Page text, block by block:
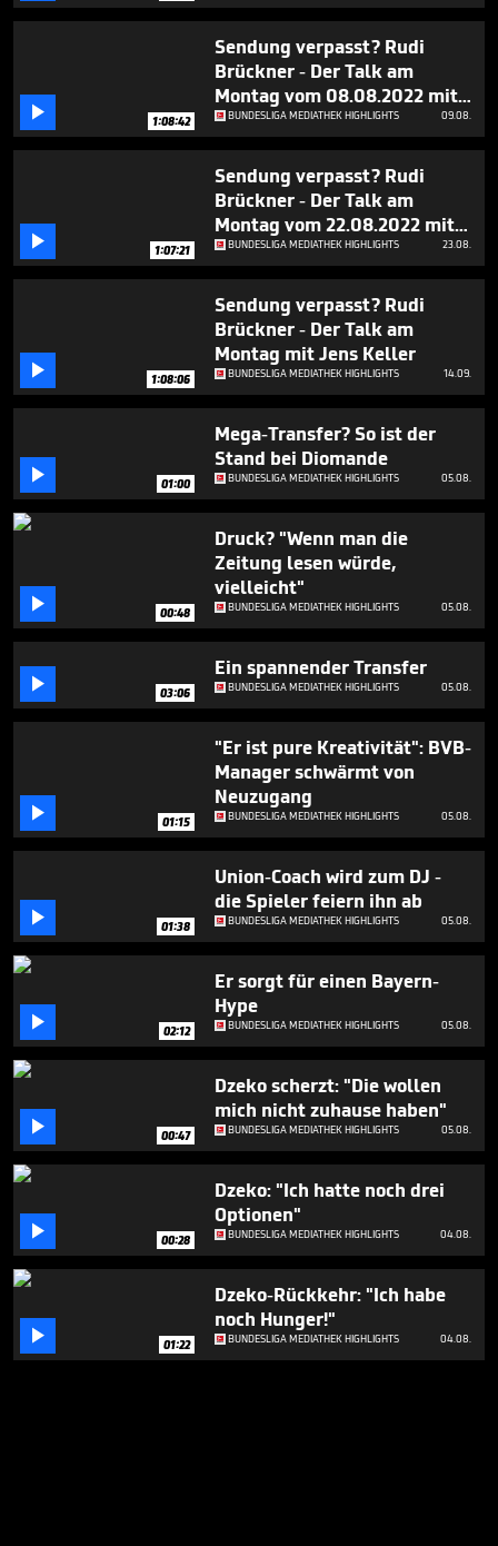
1
seconds
 1:08:42
Sendung verpasst? Rudi
Brückner - Der Talk am
Montag vom 08.08.2022 mit
Winfried Schäfer
BUNDESLIGA MEDIATHEK HIGHLIGHTS 09.08.
 1:07:21
Sendung verpasst? Rudi
Brückner - Der Talk am
Montag vom 22.08.2022 mit
Peter Neururer
BUNDESLIGA MEDIATHEK HIGHLIGHTS 23.08.
 1:08:06
Sendung verpasst? Rudi
Brückner - Der Talk am
Montag mit Jens Keller
BUNDESLIGA MEDIATHEK HIGHLIGHTS 14.09.
 01:00
Mega-Transfer? So ist der
Stand bei Diomande
BUNDESLIGA MEDIATHEK HIGHLIGHTS 05.08.
 00:48
Druck? "Wenn man die
Zeitung lesen würde,
vielleicht"
BUNDESLIGA MEDIATHEK HIGHLIGHTS 05.08.
 03:06
Ein spannender Transfer
BUNDESLIGA MEDIATHEK HIGHLIGHTS 05.08.
 01:15
"Er ist pure Kreativität": BVB-
Manager schwärmt von
Neuzugang
BUNDESLIGA MEDIATHEK HIGHLIGHTS 05.08.
 01:38
Union-Coach wird zum DJ -
die Spieler feiern ihn ab
BUNDESLIGA MEDIATHEK HIGHLIGHTS 05.08.
 02:12
Er sorgt für einen Bayern-
Hype
BUNDESLIGA MEDIATHEK HIGHLIGHTS 05.08.
 00:47
Dzeko scherzt: "Die wollen
mich nicht zuhause haben"
BUNDESLIGA MEDIATHEK HIGHLIGHTS 05.08.
 00:28
Dzeko: "Ich hatte noch drei
Optionen"
BUNDESLIGA MEDIATHEK HIGHLIGHTS 04.08.
 01:22
Dzeko-Rückkehr: "Ich habe
noch Hunger!"
BUNDESLIGA MEDIATHEK HIGHLIGHTS 04.08.